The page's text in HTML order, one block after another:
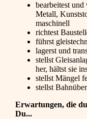
bearbeitest
Metall,
maschinell
richtest
führst
lagerst und
stellst
her, hältst sie
stellst Mängel
stellst
Erwartungen, die
Du...